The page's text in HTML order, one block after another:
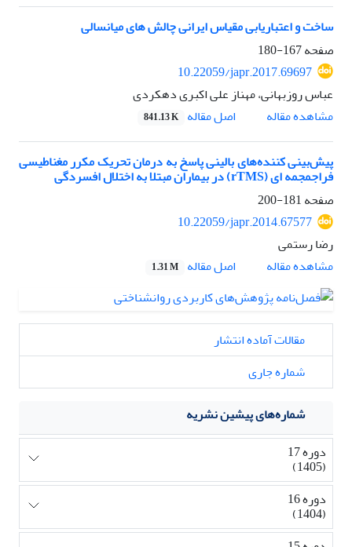
ساخت و اعتباریابی مقیاس ایرانی چالش های میانسالی
صفحه167-180
10.22059/japr.2017.69697
عباس روزبهانی، مهناز علی اکبری دهکردی
مشاهده مقاله
اصل مقاله 841.13 K
پیش‌بینی کننده‌های بالینی پاسخ به درمان تحریک مکرر مغناطیسی
فراجمجمه ای (rTMS) در بیماران مبتلا به اختلال افسردگی
صفحه181-200
10.22059/japr.2014.67577
رضا رستمی
مشاهده مقاله
اصل مقاله 1.31 M
مقالات آماده انتشار
شماره جاری
شماره‌های پیشین نشریه
دوره 17
(1405)
دوره 16
(1404)